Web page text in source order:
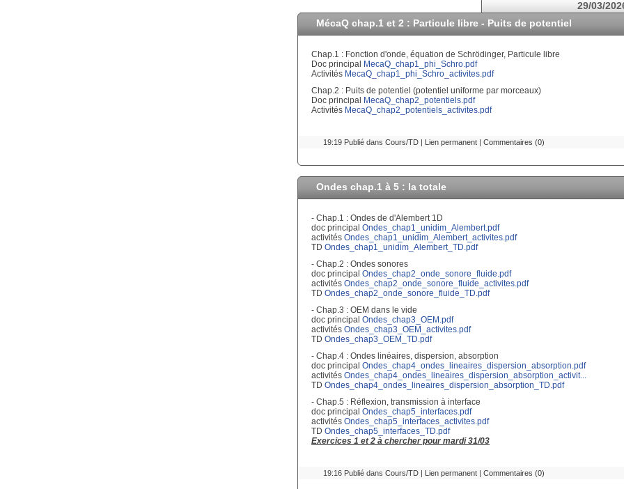
29/03/
MécaQ chap.1 et 2 : Particule libre - Puits de potentiel
Chap.1 : Fonction d'onde, équation de Schrödinger, Particule libre
Doc principal MecaQ_chap1_phi_Schro.pdf
Activités MecaQ_chap1_phi_Schro_activites.pdf
Chap.2 : Puits de potentiel (potentiel uniforme par morceaux)
Doc principal MecaQ_chap2_potentiels.pdf
Activités MecaQ_chap2_potentiels_activites.pdf
19:19 Publié dans Cours/TD | Lien permanent | Commentaires (0)
Ondes chap.1 à 5 : la totale
- Chap.1 : Ondes de d'Alembert 1D
doc principal Ondes_chap1_unidim_Alembert.pdf
activités Ondes_chap1_unidim_Alembert_activites.pdf
TD Ondes_chap1_unidim_Alembert_TD.pdf
- Chap.2 : Ondes sonores
doc principal Ondes_chap2_onde_sonore_fluide.pdf
activités Ondes_chap2_onde_sonore_fluide_activites.pdf
TD Ondes_chap2_onde_sonore_fluide_TD.pdf
- Chap.3 : OEM dans le vide
doc principal Ondes_chap3_OEM.pdf
activités Ondes_chap3_OEM_activites.pdf
TD Ondes_chap3_OEM_TD.pdf
- Chap.4 : Ondes linéaires, dispersion, absorption
doc principal Ondes_chap4_ondes_lineaires_dispersion_absorption.pdf
activités Ondes_chap4_ondes_lineaires_dispersion_absorption_activit...
TD Ondes_chap4_ondes_lineaires_dispersion_absorption_TD.pdf
- Chap.5 : Réflexion, transmission à interface
doc principal Ondes_chap5_interfaces.pdf
activités Ondes_chap5_interfaces_activites.pdf
TD Ondes_chap5_interfaces_TD.pdf
Exercices 1 et 2 à chercher pour mardi 31/03
19:16 Publié dans Cours/TD | Lien permanent | Commentaires (0)